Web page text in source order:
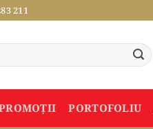
211
PORTOFOLIU